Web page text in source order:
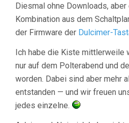
Diesmal ohne Downloads, aber
Kombination aus dem
der Firmware der Dulcimer-
Ich habe die Kiste mittlerweile
nur auf dem Polterabend und
worden. Dabei sind aber mehr
entstanden — und wir freuen
jedes einzelne.